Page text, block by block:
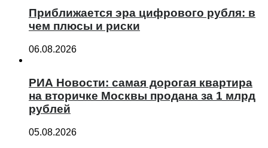
Приближается эра цифрового рубля: в
чем плюсы и риски
06.08.2026
РИА Новости: самая дорогая квартира
на вторичке Москвы продана за 1 млрд
рублей
05.08.2026